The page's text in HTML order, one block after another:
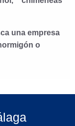
una empresa
o